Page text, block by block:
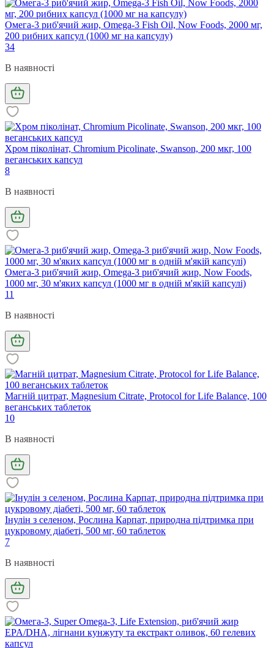
Омега-3 риб'ячий жир, Omega-3 Fish Oil, Now Foods, 2000 мг,
200 рибних капсул (1000 мг на капсулу)
34
В наявності
Хром піколінат, Chromium Picolinate, Swanson, 200 мкг, 100
веганських капсул
8
В наявності
Омега-3 риб'ячий жир, Omega-3 риб'ячий жир, Now Foods,
1000 мг, 30 м'яких капсул (1000 мг в одній м'якій капсулі)
11
В наявності
Магній цитрат, Magnesium Citrate, Protocol for Life Balance, 100
веганських таблеток
10
В наявності
Інулін з селеном, Рослина Карпат, природна підтримка при
цукровому діабеті, 500 мг, 60 таблеток
7
В наявності